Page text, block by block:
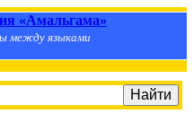
«Амальгама»
между языками